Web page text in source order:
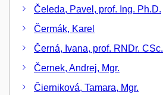
Čeleda, Pavel, prof. Ing. Ph.D.
Čermák, Karel
Černá, Ivana, prof. RNDr. CSc.
Černek, Andrej, Mgr.
Čierniková, Tamara, Mgr.